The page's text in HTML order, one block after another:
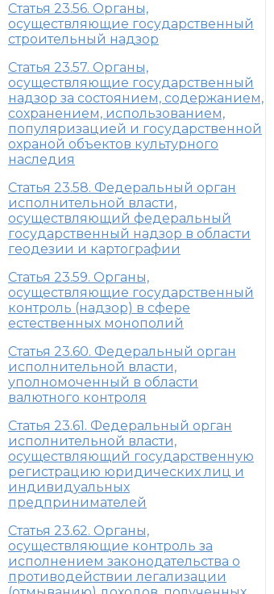
Статья 23.56. Органы,
осуществляющие государственный
строительный надзор
Статья 23.57. Органы,
осуществляющие государственный
надзор за состоянием, содержанием,
сохранением, использованием,
популяризацией и государственной
охраной объектов культурного
наследия
Статья 23.58. Федеральный орган
исполнительной власти,
осуществляющий федеральный
государственный надзор в области
геодезии и картографии
Статья 23.59. Органы,
осуществляющие государственный
контроль (надзор) в сфере
естественных монополий
Статья 23.60. Федеральный орган
исполнительной власти,
уполномоченный в области
валютного контроля
Статья 23.61. Федеральный орган
исполнительной власти,
осуществляющий государственную
регистрацию юридических лиц и
индивидуальных
предпринимателей
Статья 23.62. Органы,
осуществляющие контроль за
исполнением законодательства о
противодействии легализации